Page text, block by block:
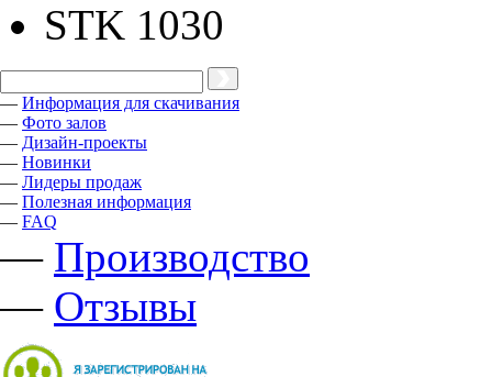
STK 1030
— Информация для скачивания
— Фото залов
— Дизайн-проекты
— Новинки
— Лидеры продаж
— Полезная информация
— FAQ
— Производство
— Отзывы